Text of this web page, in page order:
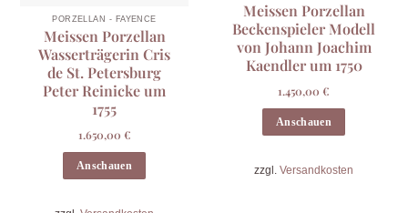
PORZELLAN - FAYENCE
Meissen Porzellan
Wasserträgerin Cris
de St. Petersburg
Peter Reinicke um
1755
1.650,00 €
Anschauen
Meissen Porzellan
Beckenspieler Modell
von Johann Joachim
Kaendler um 1750
1.450,00 €
Anschauen
zzgl. Versandkosten